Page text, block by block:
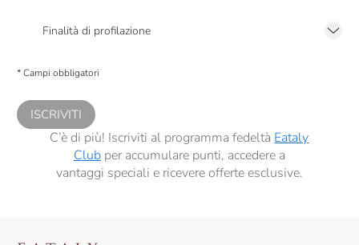
Finalità di profilazione
comunicazioni commerciali personalizzate, in caso di consenso prestato ai
* Campi obbligatori
ISCRIVITI
C’è di più! Iscriviti al programma fedeltà Eataly
Clubper accumulare punti, accedere a
vantaggi speciali e ricevere offerte esclusive.